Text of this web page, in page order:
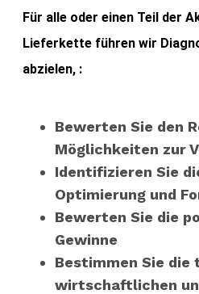
Für alle oder einen Teil der
Lieferkette führen wir
abzielen, :
Bewerten Sie den
Möglichkeiten zur
Identifizieren Sie
Optimierung und
Bewerten Sie die
Gewinne
Bestimmen Sie die
wirtschaftlichen